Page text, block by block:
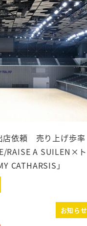
店依頼 売り上げ歩率
RAISE A SUILEN×ト
CATHARSIS」
お知らせ